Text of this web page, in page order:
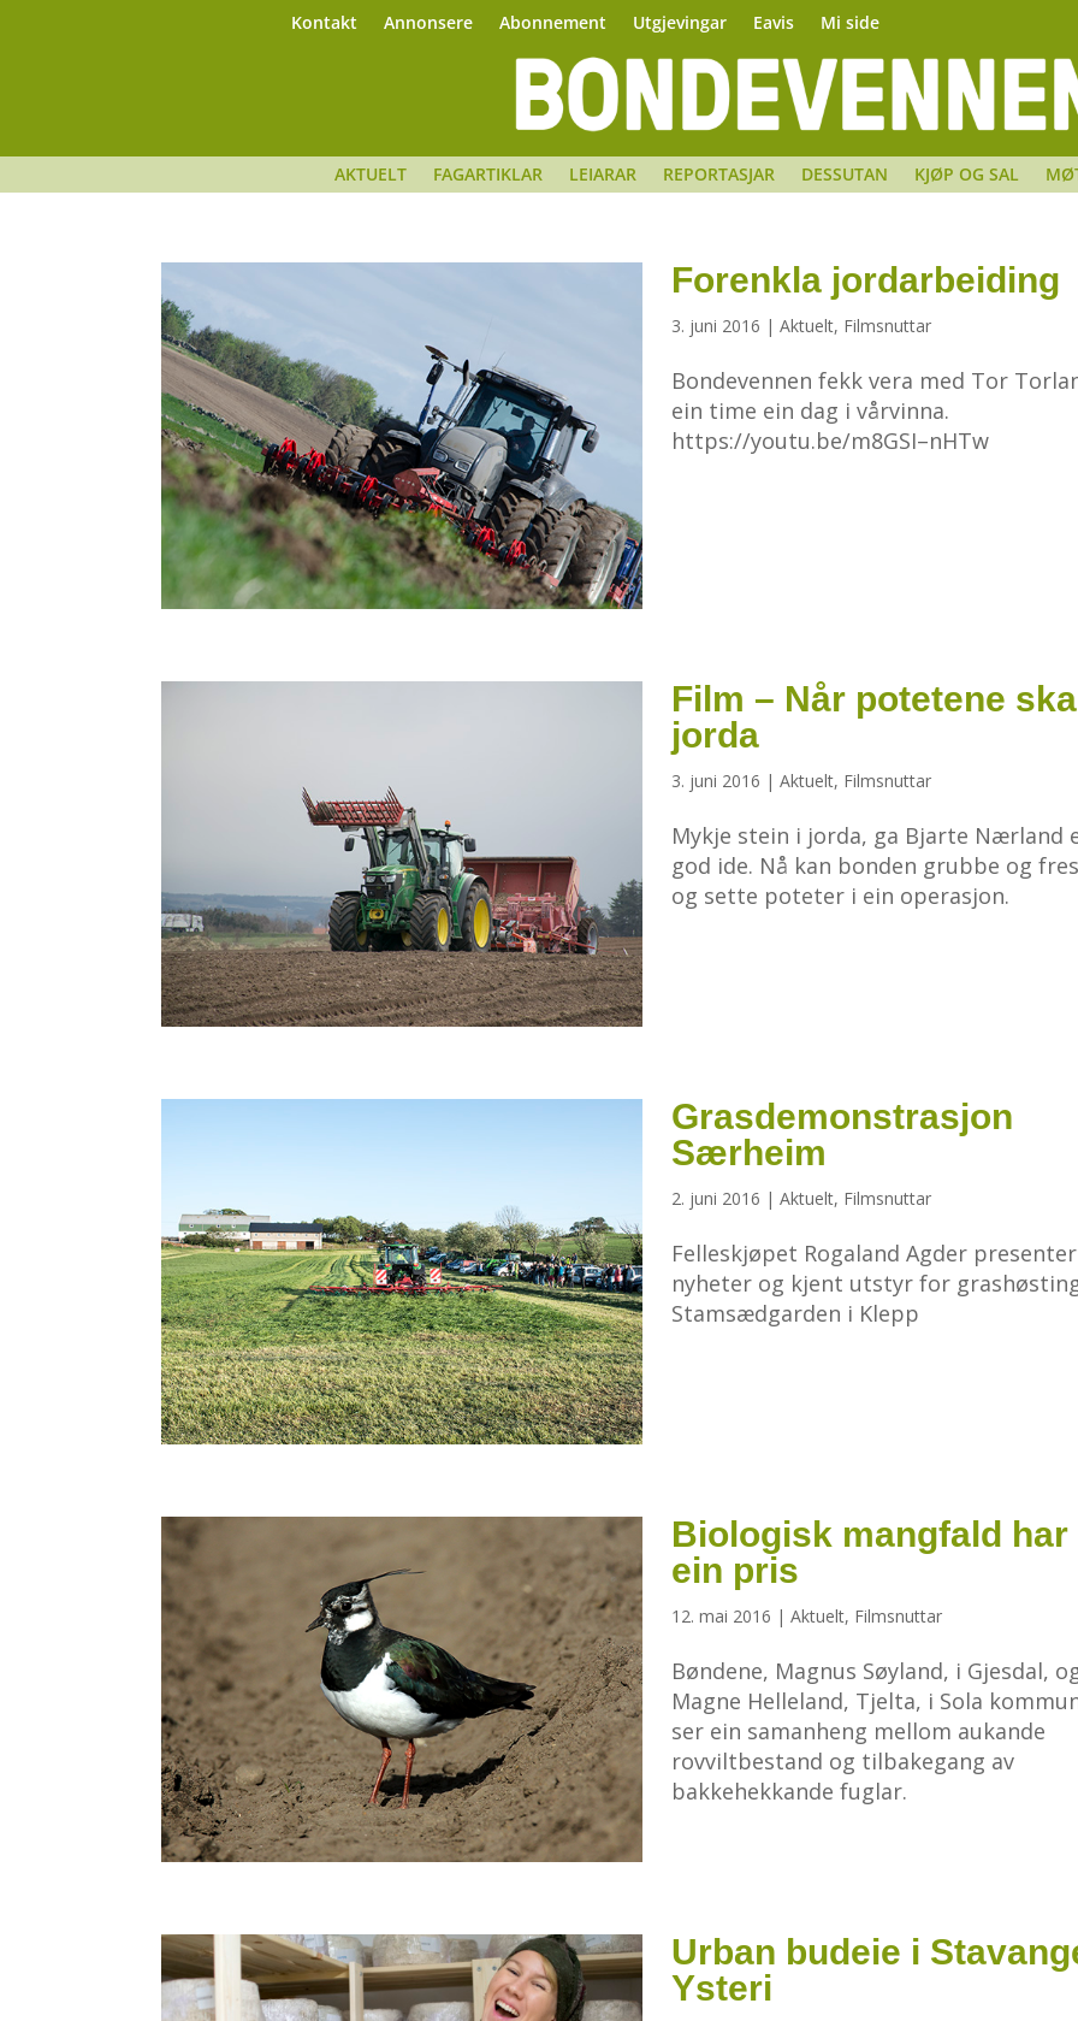
Kontakt Annonsere Abonnement Utgjevingar Eavis Mi side
AKTUELT FAGARTIKLAR LEIARAR REPORTASJAR DESSUTAN KJØP OG SAL
Forenkla jordarbeiding
3. juni 2016 | Aktuelt, Filmsnuttar
Bondevennen fekk vera med Tor
ein time ein dag i vårvinna.
https://youtu.be/m8GSI–nHTw
Film – Når potetene
jorda
3. juni 2016 | Aktuelt, Filmsnuttar
Mykje stein i jorda, ga Bjarte Nærland
god ide. Nå kan bonden grubbe og
og sette poteter i ein operasjon.
Grasdemonstrasjon
Særheim
2. juni 2016 | Aktuelt, Filmsnuttar
Felleskjøpet Rogaland Agder
nyheter og kjent utstyr for
Stamsædgarden i Klepp
Biologisk mangfald har
ein pris
12. mai 2016 | Aktuelt, Filmsnuttar
Bøndene, Magnus Søyland, i Gjesdal,
Magne Helleland, Tjelta, i Sola
ser ein samanheng mellom aukande
rovviltbestand og tilbakegang av
bakkehekkande fuglar.
Urban budeie i
Ysteri